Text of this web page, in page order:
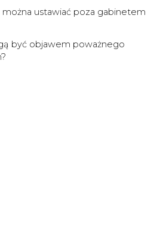
można ustawiać poza gabinetem
być objawem poważnego